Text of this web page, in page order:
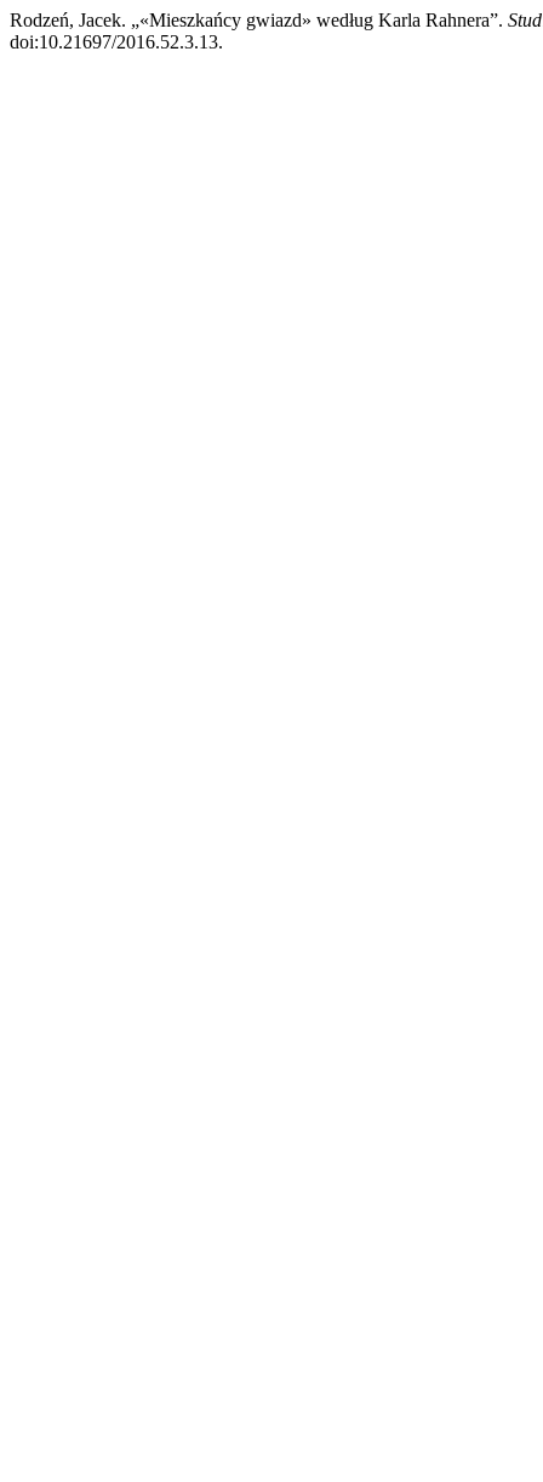
Rodzeń, Jacek. „«Mieszkańcy gwiazd» według Karla Rahnera”.
doi:10.21697/2016.52.3.13.